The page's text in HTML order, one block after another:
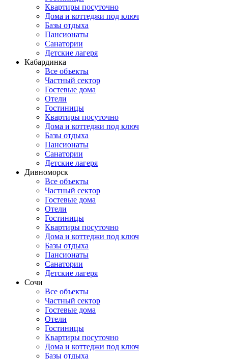
Квартиры посуточно
Дома и коттеджи под ключ
Базы отдыха
Пансионаты
Санатории
Детские лагеря
Кабардинка
Все объекты
Частный сектор
Гостевые дома
Отели
Гостиницы
Квартиры посуточно
Дома и коттеджи под ключ
Базы отдыха
Пансионаты
Санатории
Детские лагеря
Дивноморск
Все объекты
Частный сектор
Гостевые дома
Отели
Гостиницы
Квартиры посуточно
Дома и коттеджи под ключ
Базы отдыха
Пансионаты
Санатории
Детские лагеря
Сочи
Все объекты
Частный сектор
Гостевые дома
Отели
Гостиницы
Квартиры посуточно
Дома и коттеджи под ключ
Базы отдыха